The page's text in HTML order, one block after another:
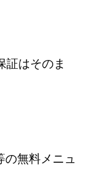
証はそのま
の無料メニュ